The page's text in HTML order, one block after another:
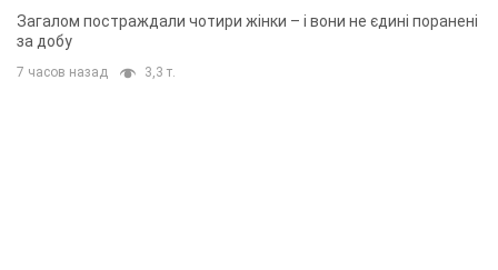
Загалом постраждали чотири жінки – і вони не єдині поранені
за добу
7 часов назад 3,3 т.